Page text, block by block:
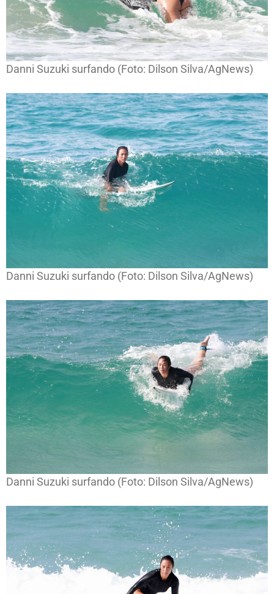
Danni Suzuki surfando (Foto: Dilson Silva/AgNews)
Danni Suzuki surfando (Foto: Dilson Silva/AgNews)
Danni Suzuki surfando (Foto: Dilson Silva/AgNews)